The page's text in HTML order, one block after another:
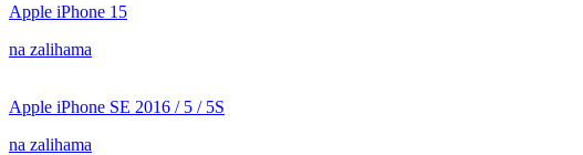
Apple iPhone 15
na zalihama
Apple iPhone SE 2016 / 5 / 5S
na zalihama